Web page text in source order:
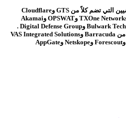
وهذا بالإضافة إلى قائمة الرعاة الفضيين التي تضم كلاً من GTS وCloudflare
وQualys وBeyondTrust وVeeam وTXOne Networks وOPSWAT وAkamai
أما قائمة العارضين فتشمل أيضاً كلاً من Barracuda وVAS Integrated Solutions
وSnappers وRSA وFortra وInvicti وForescout وNetskope وAppGate